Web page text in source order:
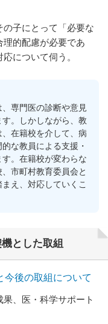
子にとって「必要な
的配慮が必要であ
について伺う。
専門医の診断や意見
。しかしながら、教
在籍校を介して、病
な教員による支援・
。在籍校が変わらな
市町村教育委員会と
え、対応していくこ
とした取組
後の取組について
、医・科学サポート